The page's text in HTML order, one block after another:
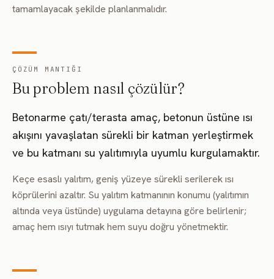
tamamlayacak şekilde planlanmalıdır.
ÇÖZÜM MANTIĞI
Bu problem nasıl çözülür?
Betonarme çatı/terasta amaç, betonun üstüne ısı
akışını yavaşlatan sürekli bir katman yerleştirmek
ve bu katmanı su yalıtımıyla uyumlu kurgulamaktır.
Keçe esaslı yalıtım, geniş yüzeye sürekli serilerek ısı
köprülerini azaltır. Su yalıtım katmanının konumu (yalıtımın
altında veya üstünde) uygulama detayına göre belirlenir;
amaç hem ısıyı tutmak hem suyu doğru yönetmektir.